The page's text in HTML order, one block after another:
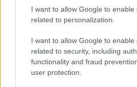
I want to allow Google to enable
related to personalization.
I want to allow Google to enable
related to security, including
functionality and fraud
user protection.